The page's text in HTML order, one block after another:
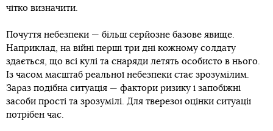
чітко визначити.
Почуття небезпеки — більш серйозне базове явище.
Наприклад, на війні перші три дні кожному солдату
здається, що всі кулі та снаряди летять особисто в нього.
Із часом масштаб реальної небезпеки стає зрозумілим.
Зараз подібна ситуація — фактори ризику і запобіжні
засоби прості та зрозумілі. Для тверезої оцінки ситуації
потрібен час.